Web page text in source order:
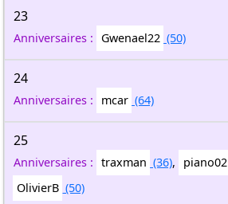
23
Anniversaires : Gwenael22 (50)
24
Anniversaires : mcar (64)
25
Anniversaires : traxman (36), piano02
OlivierB (50)